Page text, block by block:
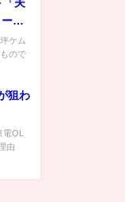
「夫
ク
ケム
ので
狙わ
OL
由